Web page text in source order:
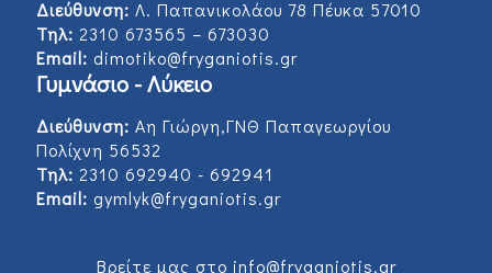
Διεύθυνση: Λ. Παπανικολάου 78 Πέυκα 57010
Τηλ: 2310 673565 – 673030
Email: dimotiko@fryganiotis.gr
Γυμνάσιο - Λύκειο
Διεύθυνση: Αη Γιώργη,ΓΝΘ Παπαγεωργίου
Πολίχνη 56532
Τηλ: 2310 692940 - 692941
Email: gymlyk@fryganiotis.gr
Βρείτε μας στο info@fryganiotis.gr